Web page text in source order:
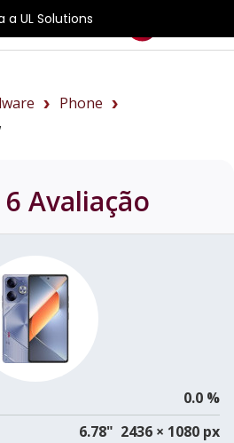
a UL Solutions
Phone
Avaliação
0.0 %
6.78" 2436 × 1080 px